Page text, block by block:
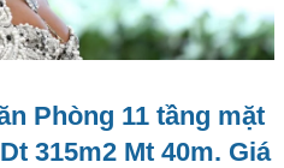
Phòng 11 tầng mặt
315m2 Mt 40m. Giá